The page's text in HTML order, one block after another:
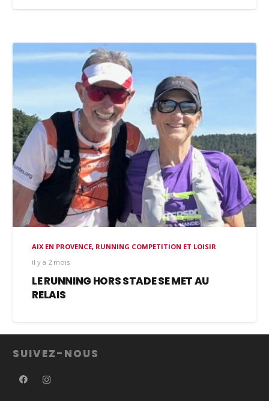
AIX EN PROVENCE, RUNNING COMPETITION ET LOISIR
il y a 2 mois
LE RUNNING HORS STADE SE MET AU
RELAIS
SUIVEZ-NOUS